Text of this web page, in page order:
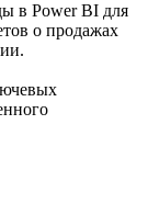
в Power BI для
о продажах